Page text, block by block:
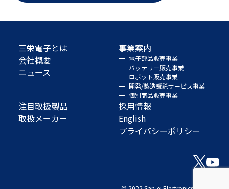
三栄電子とは
会社概要
ニュース
事業案内
電子部品販売事業
バッテリー販売事業
ロボット販売事業
開発/製造受託サービス事業
個別商品販売事業
注目取扱製品
取扱メーカー
採用情報
English
プライバシーポリシー